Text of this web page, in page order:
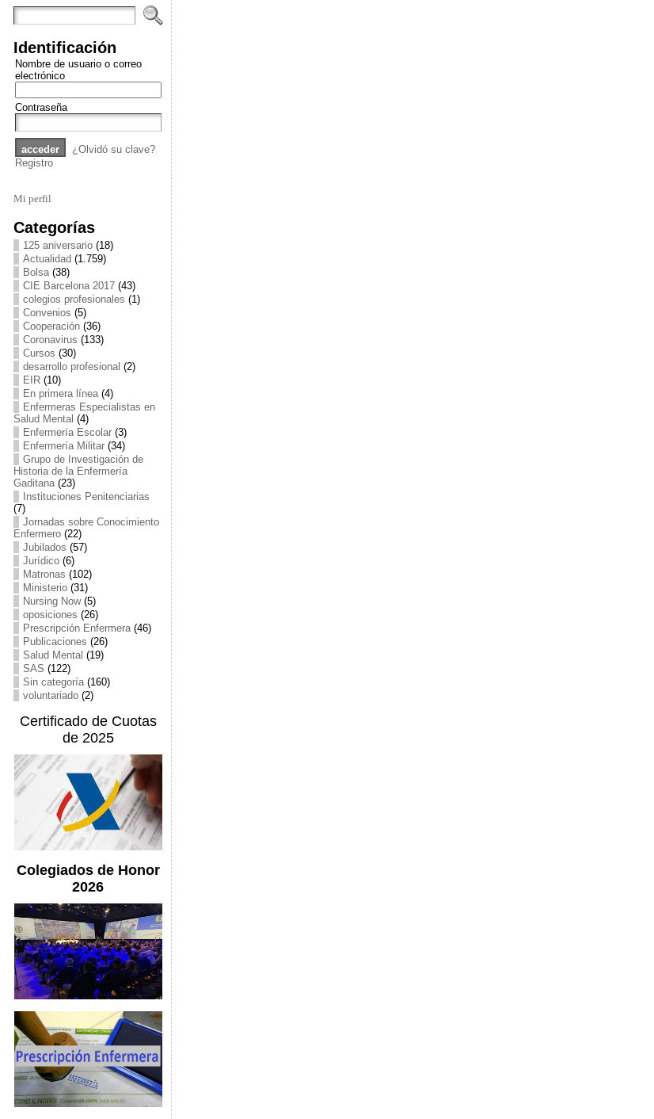
Identificación
Nombre de usuario o correo
electrónico
Contraseña
¿Olvidó su clave?
Registro
Mi perfil
Categorías
125 aniversario(18)
Actualidad (1.759)
Bolsa(38)
CIE Barcelona 2017(43)
colegios profesionales (1)
Convenios (5)
Cooperación(36)
Coronavirus (133)
Cursos (30)
desarrollo profesional (2)
EIR(10)
En primera línea(4)
Enfermeras Especialistas en
Salud Mental (4)
Enfermería Escolar(3)
Enfermería Militar(34)
Grupo de Investigación de
Historia de la Enfermería
Gaditana(23)
Instituciones Penitenciarias
(7)
Jornadas sobre Conocimiento
Enfermero(22)
Jubilados (57)
Jurídico(6)
Matronas (102)
Ministerio(31)
Nursing Now(5)
oposiciones (26)
Prescripción Enfermera(46)
Publicaciones (26)
Salud Mental (19)
SAS (122)
Sin categoría(160)
voluntariado(2)
Certificado de Cuotas
de 2025
Colegiados de Honor
2026